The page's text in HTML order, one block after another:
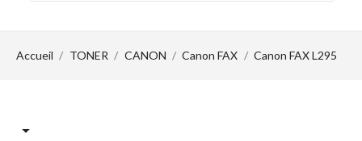
Accueil TONER CANON Canon FAX Canon FAX L295
